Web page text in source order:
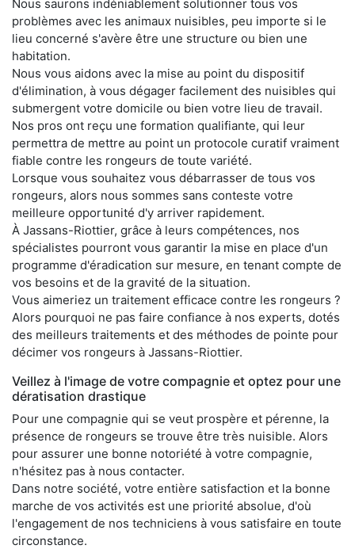
Nous saurons indéniablement solutionner tous vos
problèmes avec les animaux nuisibles, peu importe si le
lieu concerné s'avère être une structure ou bien une
habitation.
Nous vous aidons avec la mise au point du dispositif
d'élimination, à vous dégager facilement des nuisibles qui
submergent votre domicile ou bien votre lieu de travail.
Nos pros ont reçu une formation qualifiante, qui leur
permettra de mettre au point un protocole curatif vraiment
fiable contre les rongeurs de toute variété.
Lorsque vous souhaitez vous débarrasser de tous vos
rongeurs, alors nous sommes sans conteste votre
meilleure opportunité d'y arriver rapidement.
À Jassans-Riottier, grâce à leurs compétences, nos
spécialistes pourront vous garantir la mise en place d'un
programme d'éradication sur mesure, en tenant compte de
vos besoins et de la gravité de la situation.
Vous aimeriez un traitement efficace contre les rongeurs ?
Alors pourquoi ne pas faire confiance à nos experts, dotés
des meilleurs traitements et des méthodes de pointe pour
décimer vos rongeurs à Jassans-Riottier.
Veillez à l'image de votre compagnie et optez pour une
dératisation drastique
Pour une compagnie qui se veut prospère et pérenne, la
présence de rongeurs se trouve être très nuisible. Alors
pour assurer une bonne notoriété à votre compagnie,
n'hésitez pas à nous contacter.
Dans notre société, votre entière satisfaction et la bonne
marche de vos activités est une priorité absolue, d'où
l'engagement de nos techniciens à vous satisfaire en toute
circonstance.